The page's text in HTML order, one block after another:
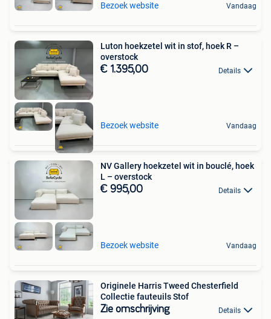
Bezoek website Vandaag
Luton hoekzetel wit in stof, hoek R –
overstock
€ 1.395,00 Details
Bezoek website Vandaag
NV Gallery hoekzetel wit in bouclé, hoek
L – overstock
€ 995,00 Details
Bezoek website Vandaag
Originele Harris Tweed Chesterfield
Collectie fauteuils Stof
Zie omschrijving Details